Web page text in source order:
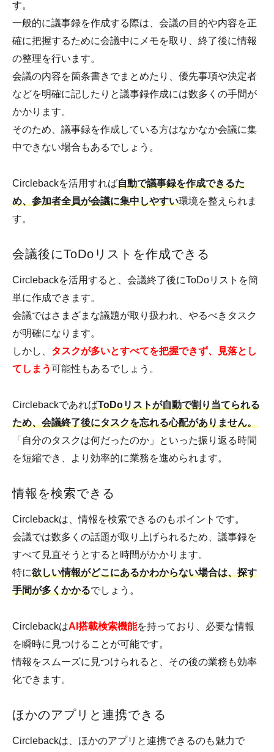
す。
一般的に議事録を作成する際は、会議の目的や内容を正
確に把握するために会議中にメモを取り、終了後に情報
の整理を行います。
会議の内容を箇条書きでまとめたり、優先事項や決定者
などを明確に記したりと議事録作成には数多くの手間が
かかります。
そのため、議事録を作成している方はなかなか会議に集
中できない場合もあるでしょう。
Circlebackを活用すれば自動で議事録を作成できるた
め、参加者全員が会議に集中しやすい環境を整えられま
す。
会議後にToDoリストを作成できる
Circlebackを活用すると、会議終了後にToDoリストを簡
単に作成できます。
会議ではさまざまな議題が取り扱われ、やるべきタスク
が明確になります。
しかし、 タスクが多いとすべてを把握できず、見落とし
てしまう可能性もあるでしょう。
CirclebackであればToDoリストが自動で割り当てられる
ため、会議終了後にタスクを忘れる心配がありません。
「自分のタスクは何だったのか」といった振り返る時間
を短縮でき、より効率的に業務を進められます。
情報を検索できる
Circlebackは、情報を検索できるのもポイントです。
会議では数多くの話題が取り上げられるため、議事録を
すべて見直そうとすると時間がかかります。
特に欲しい情報がどこにあるかわからない場合は、探す
手間が多くかかるでしょう。
CirclebackはAI搭載検索機能を持っており、必要な情報
を瞬時に見つけることが可能です。
情報をスムーズに見つけられると、その後の業務も効率
化できます。
ほかのアプリと連携できる
Circlebackは、ほかのアプリと連携できるのも魅力で